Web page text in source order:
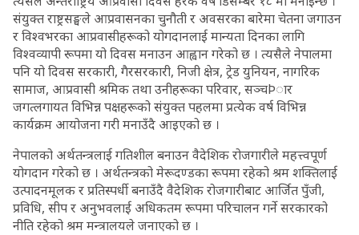
संयुक्त राष्ट्रसङ्घले आप्रवासनका चुनौती र अवसरका बारेमा चेतना जगाउन
र विश्वभरका आप्रवासीहरूको योगदानलाई मान्यता दिनका लागि
विश्वव्यापी रूपमा यो दिवस मनाउन आह्वान गरेको छ । त्यसैले नेपालमा
पनि यो दिवस सरकारी, गैरसरकारी, निजी क्षेत्र, ट्रेड युनियन, नागरिक
सामाज, आप्रवासी श्रमिक तथा उनीहरूका परिवार, सञ्चÞार
जगत्लगायत विभिन्न पक्षहरूको संयुक्त पहलमा प्रत्येक वर्ष विभिन्न
कार्यक्रम आयोजना गरी मनाउँदै आइएको छ ।
नेपालको अर्थतन्त्रलाई गतिशील बनाउन वैदेशिक रोजगारीले महत्त्वपूर्ण
योगदान गरेको छ । अर्थतन्त्रको मेरूदण्डका रूपमा रहेको श्रम शक्तिलाई
उत्पादनमूलक र प्रतिस्पर्धी बनाउँदै वैदेशिक रोजगारीबाट आर्जित पुँजी,
प्रविधि, सीप र अनुभवलाई अधिकतम रूपमा परिचालन गर्ने सरकारको
नीति रहेको श्रम मन्त्रालयले जनाएको छ ।